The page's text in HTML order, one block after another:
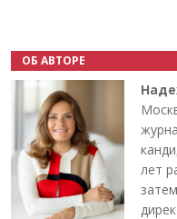
ОБ АВТОРЕ
лет